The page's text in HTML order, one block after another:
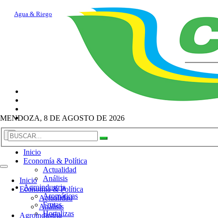
MENDOZA, 8 DE AGOSTO DE 2026
Inicio
Economía & Política
Actualidad
Análisis
Agroindustria
×
Inicio
Economía & Política
Actualidad
Análisis
Agroindustria
Aromáticas
Frutas
Hortalizas
Vitivinicultura
Investigación
Agua & Riego